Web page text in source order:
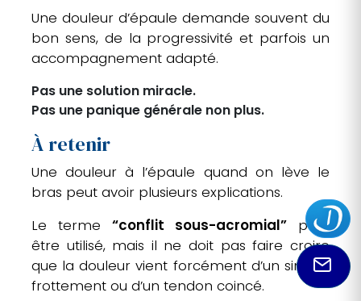
Une douleur d’épaule demande souvent du
bon sens, de la progressivité et parfois un
accompagnement adapté.
Pas une solution miracle.
Pas une panique générale non plus.
À retenir
Une douleur à l’épaule quand on lève le
bras peut avoir plusieurs explications.
Le terme “conflit sous-acromial”peut
être utilisé, mais il ne doit pas faire croire
que la douleur vient forcément d’un simple
frottement ou d’un tendon coincé.